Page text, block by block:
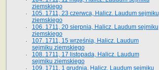
ziemskiego
105. 1711, 23 czerwca, Halicz. Laudum sejmiku
ziemskiego
106. 1711, 20 sierpnia, Halicz. Laudum sejmiku
ziemskiego
107. 1711, 15 września, Halicz. Laudum
sejmiku ziemskiego
108. 1711, 17 listopada, Halicz. Laudum
sejmiku ziemskiego
109. 1711, 1 grudnia, Halicz. Laudum sejmiku